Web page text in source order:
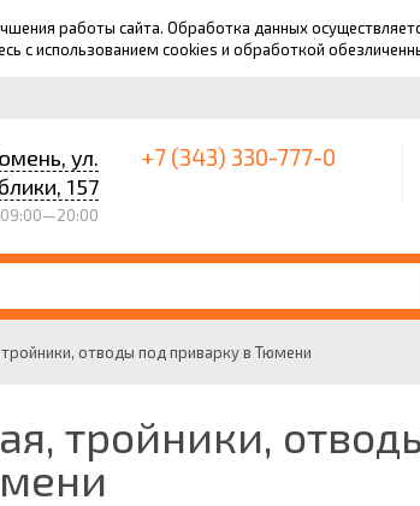
работы сайта. Обработка данных
с использованием cookies и обработкой
ул.
157
+7 (343) 330-777-0
отводы под приварку в Тюмени
тройники,